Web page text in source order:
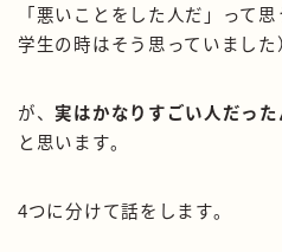
「悪いことをした人だ」って
学生の時はそう思っていました
が、 実はかなりすごい人だった
と思います。
4つに分けて話をします。